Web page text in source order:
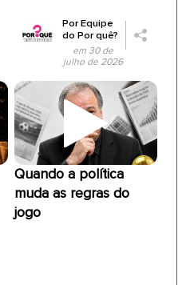
PorEquipe
do Por quê?
em 30 de
julho de 2026
Quando a política
muda as regras do
jogo